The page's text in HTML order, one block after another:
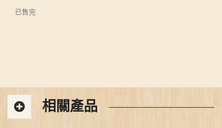
已售完
相關產品